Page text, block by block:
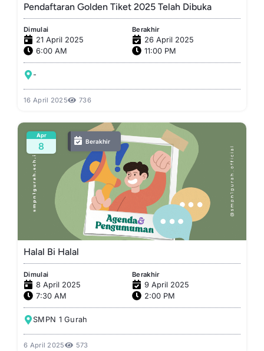
Pendaftaran Golden Tiket 2025 Telah Dibuka
Dimulai
21 April 2025
6:00 AM
Berakhir
26 April 2025
11:00 PM
-
16 April 2025 736
Halal Bi Halal
Dimulai
8 April 2025
7:30 AM
Berakhir
9 April 2025
2:00 PM
SMPN 1 Gurah
6 April 2025 573
Apr
8 Berakhir